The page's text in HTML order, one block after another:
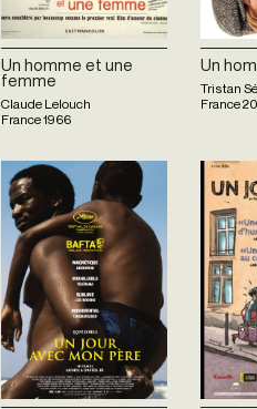
Un homme et une
femme
Claude Lelouch
France1966
Un
Tristan
France